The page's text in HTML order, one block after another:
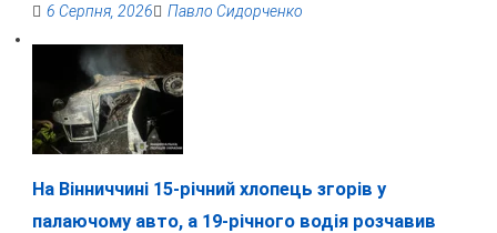
6 Серпня, 2026 Павло Сидорченко
На Вінниччині 15-річний хлопець згорів у
палаючому авто, а 19-річного водія розчавив